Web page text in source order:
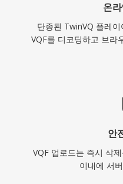
온
단종된 TwinVQ 플레
VQF를 디코딩하고 브라
안
VQF 업로드는 즉시 삭
이내에 서